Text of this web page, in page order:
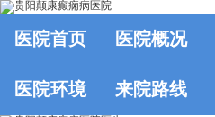
医院首页 医院概况
医院环境 来院路线